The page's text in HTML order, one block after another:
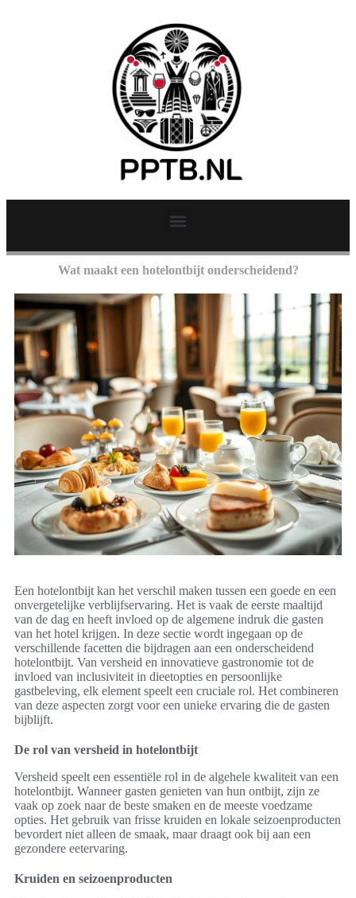
Wat maakt een hotelontbijt onderscheidend?
Een hotelontbijt kan het verschil maken tussen een goede en een
onvergetelijke verblijfservaring. Het is vaak de eerste maaltijd
van de dag en heeft invloed op de algemene indruk die gasten
van het hotel krijgen. In deze sectie wordt ingegaan op de
verschillende facetten die bijdragen aan een onderscheidend
hotelontbijt. Van versheid en innovatieve gastronomie tot de
invloed van inclusiviteit in dieetopties en persoonlijke
gastbeleving, elk element speelt een cruciale rol. Het combineren
van deze aspecten zorgt voor een unieke ervaring die de gasten
bijblijft.
De rol van versheid in hotelontbijt
Versheid speelt een essentiële rol in de algehele kwaliteit van een
hotelontbijt. Wanneer gasten genieten van hun ontbijt, zijn ze
vaak op zoek naar de beste smaken en de meeste voedzame
opties. Het gebruik van frisse kruiden en lokale seizoenproducten
bevordert niet alleen de smaak, maar draagt ook bij aan een
gezondere eetervaring.
Kruiden en seizoenproducten